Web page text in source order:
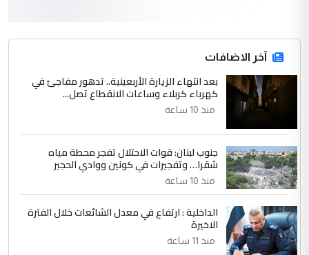
التعليق : قرار مستعجل جدا ولامصلحة فيه
للوزاره ولا للمواطن القرار الصائب يكون بعد
الاستماع للمدير ومغرفة ...
الموضوع :
وزير الصحة يعفي مدير مستشفى الكرخ
العام في بغداد
4 سردار
التعليق : واحد من عصابة علي ماما يسقط
جنسية الرافد الثالث للعراق ومن اصول عريقة
الموضوع :
الجواهري يرد على صدام حسين سل
مضجعيك يابن الزنا (نص كامل)
آخر الاضافات
بعد انتهاء الزيارة الأربعينية.. تدهور مفاجئ في
كهرباء كربلاء وساعات الانقطاع تصل...
منذ 10 ساعة
جنوب لبنان: قوات الاحتلال تفجر محطة مياه
شقرا… وتفجيرات في كونين ووادي الحجير
منذ 10 ساعة
الداخلية : ارتفاع في معدل الشائعات خلال الفترة
الاخيرة
منذ 11 ساعة